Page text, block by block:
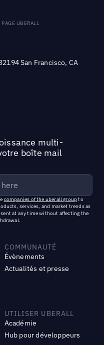
UBERALL
San Francisco, CA
multi-
boîte mail
companies of the uberall groupto
services, and market trends as
at any time without affecting the
COMMUNAUTÉ
Évènements
Actualités et presse
UTILISER UBERALL
Académie
Hub pour développeurs